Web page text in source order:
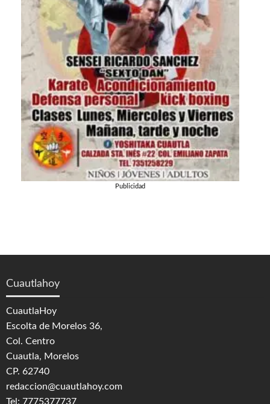
Publicidad
Cuautlahoy
CuautlaHoy
Escolta de Morelos 36,
Col. Centro
Cuautla, Morelos
CP. 62740
redaccion@cuautlahoy.com
Tel: 7775377737